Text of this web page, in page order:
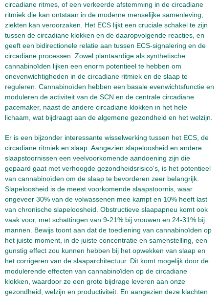
circadiane ritmes, of een verkeerde afstemming in de circadiane
ritmiek die kan ontstaan in de moderne menselijke samenleving,
ziekten kan veroorzaken. Het ECS lijkt een cruciale schakel te zijn
tussen de circadiane klokken en de daaropvolgende reacties, en
geeft een bidirectionele relatie aan tussen ECS-signalering en de
circadiane processen. Zowel plantaardige als synthetische
cannabinoïden lijken een enorm potentieel te hebben om
onevenwichtigheden in de circadiane ritmiek en de slaap te
reguleren. Cannabinoïden hebben een basale evenwichtsfunctie en
moduleren de activiteit van de SCN en de centrale circadiane
pacemaker, naast de andere circadiane klokken in het hele
lichaam, wat bijdraagt aan de algemene gezondheid en het welzijn.
Er is een bijzonder interessante wisselwerking tussen het ECS, de
circadiane ritmiek en slaap. Aangezien slapeloosheid en andere
slaapstoornissen een veelvoorkomende aandoening zijn die
gepaard gaat met verhoogde gezondheidsrisico's, is het potentieel
van cannabinoïden om de slaap te bevorderen zeer belangrijk.
Slapeloosheid is de meest voorkomende slaapstoornis, waar
ongeveer 30% van de volwassenen mee kampt en 10% heeft last
van chronische slapeloosheid. Obstructieve slaapapneu komt ook
vaak voor, met schattingen van 9-21% bij vrouwen en 24-31% bij
mannen. Bewijs toont aan dat de toediening van cannabinoïden op
het juiste moment, in de juiste concentratie en samenstelling, een
gunstig effect zou kunnen hebben bij het opwekken van slaap en
het corrigeren van de slaaparchitectuur. Dit komt mogelijk door de
modulerende effecten van cannabinoïden op de circadiane
klokken, waardoor ze een grote bijdrage leveren aan onze
gezondheid, welzijn en productiviteit. En aangezien deze klachten